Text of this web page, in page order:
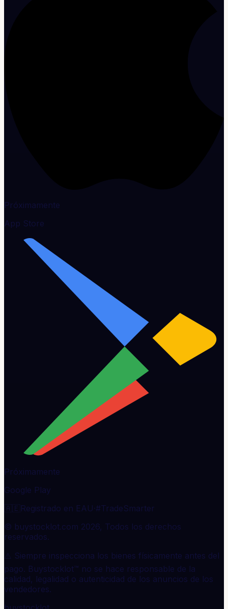
Próximamente
App Store
Próximamente
Google Play
🇦🇪Registrado en EAU·#TradeSmarter
© buystocklot.com 2026, Todos los derechos
reservados.
⚠️ Siempre inspecciona los bienes físicamente antes del
pago. Buystocklot™ no se hace responsable de la
calidad, legalidad o autenticidad de los anuncios de los
vendedores.